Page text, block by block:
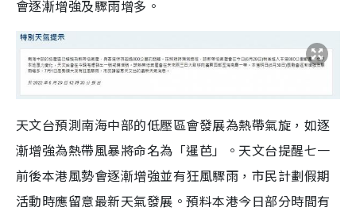
會逐漸增強及驟雨增多。
天文台預測南海中部的低壓區會發展為熱帶氣旋，如逐
漸增強為熱帶風暴將命名為「暹芭」。天文台提醒七一
前後本港風勢會逐漸增強並有狂風驟雨，市民計劃假期
活動時應留意最新天氣發展。預料本港今日部分時間有